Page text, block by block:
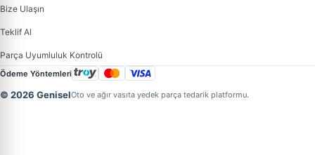
Bize Ulaşın
Teklif Al
Parça Uyumluluk Kontrolü
Ödeme Yöntemleri
© 2026 GeniselOto ve ağır vasıta yedek parça tedarik platformu.